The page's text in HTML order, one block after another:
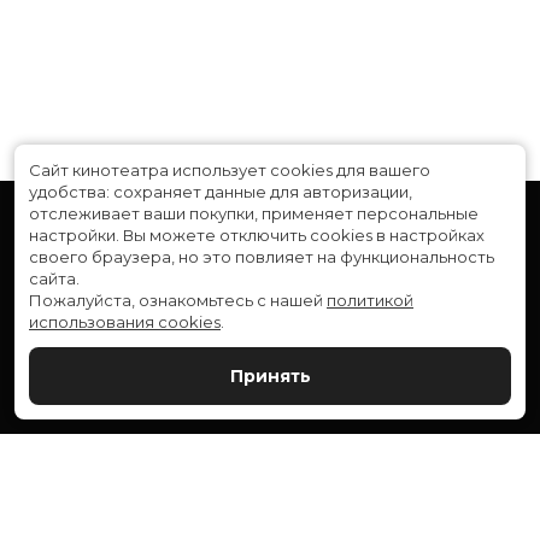
Расписание
Скоро в кино
Служба поддержки
Сайт кинотеатра использует cookies для вашего
удобства: сохраняет данные для авторизации,
отслеживает ваши покупки, применяет персональные
настройки. Вы можете отключить cookies в настройках
своего браузера, но это повлияет на функциональность
сайта.
Пожалуйста, ознакомьтесь с нашей политикой
использования cookies
Принять